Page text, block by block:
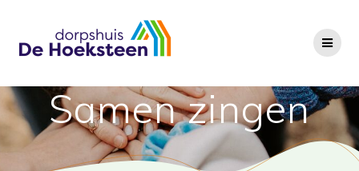
Samen zingen